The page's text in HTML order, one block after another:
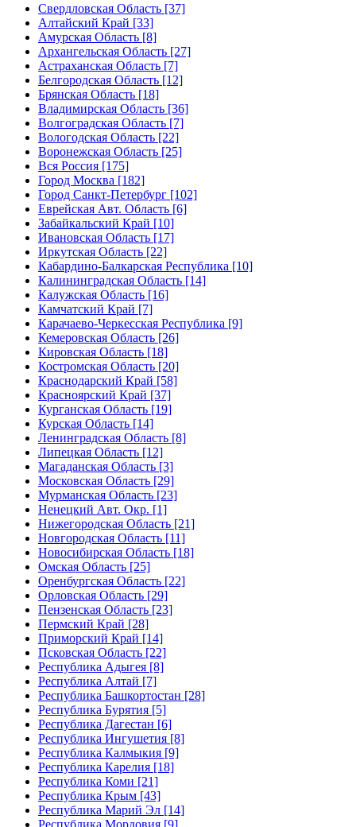
Свердловская Область [37]
Алтайский Край [33]
Амурская Область [8]
Архангельская Область [27]
Астраханская Область [7]
Белгородская Область [12]
Брянская Область [18]
Владимирская Область [36]
Волгоградская Область [7]
Вологодская Область [22]
Воронежская Область [25]
Вся Россия [175]
Город Москва [182]
Город Санкт-Петербург [102]
Еврейская Авт. Область [6]
Забайкальский Край [10]
Ивановская Область [17]
Иркутская Область [22]
Кабардино-Балкарская Республика [10]
Калининградская Область [14]
Калужская Область [16]
Камчатский Край [7]
Карачаево-Черкесская Республика [9]
Кемеровская Область [26]
Кировская Область [18]
Костромская Область [20]
Краснодарский Край [58]
Красноярский Край [37]
Курганская Область [19]
Курская Область [14]
Ленинградская Область [8]
Липецкая Область [12]
Магаданская Область [3]
Московская Область [29]
Мурманская Область [23]
Ненецкий Авт. Окр. [1]
Нижегородская Область [21]
Новгородская Область [11]
Новосибирская Область [18]
Омская Область [25]
Оренбургская Область [22]
Орловская Область [29]
Пензенская Область [23]
Пермский Край [28]
Приморский Край [14]
Псковская Область [22]
Республика Адыгея [8]
Республика Алтай [7]
Республика Башкортостан [28]
Республика Бурятия [5]
Республика Дагестан [6]
Республика Ингушетия [8]
Республика Калмыкия [9]
Республика Карелия [18]
Республика Коми [21]
Республика Крым [43]
Республика Марий Эл [14]
Республика Мордовия [9]